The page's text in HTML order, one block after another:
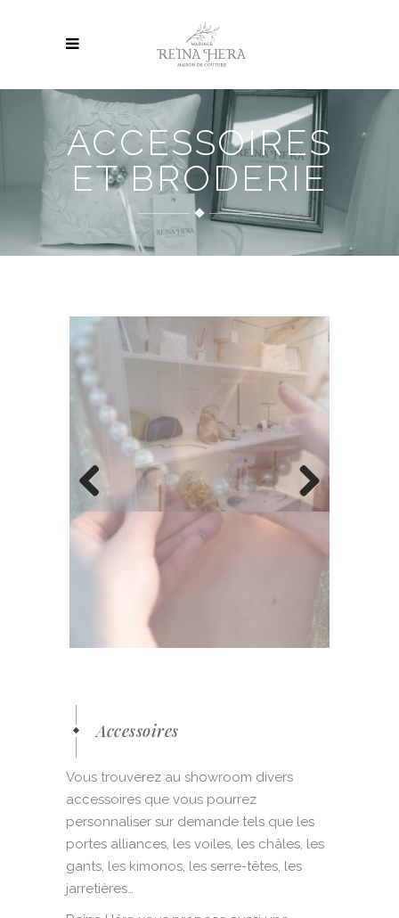
ACCESSOIRES
ET BRODERIE
Accessoires
Vous trouverez au showroom divers
accessoires que vous pourrez
personnaliser sur demande tels que les
portes alliances, les voiles, les châles, les
gants, les kimonos, les serre-têtes, les
jarretières…